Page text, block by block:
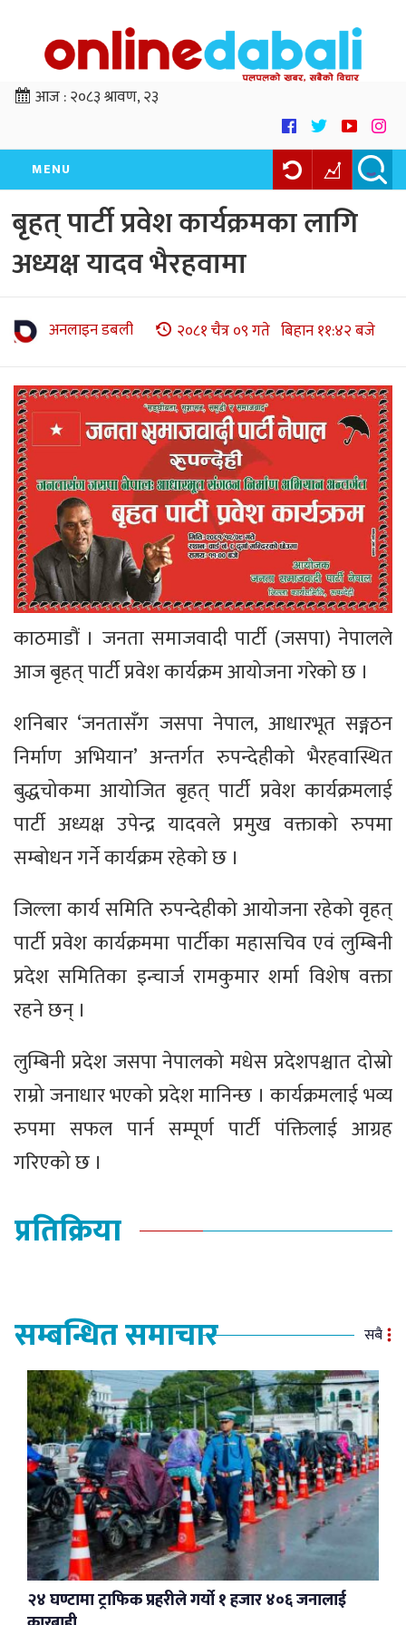
आज :२०८३ श्रावण, २३
MENU
बृहत् पार्टी प्रवेश कार्यक्रमका लागि
अध्यक्ष यादव भैरहवामा
अनलाइन डबली २०८१ चैत्र ०९ गते बिहान ११:४२ बजे
काठमाडौं । जनता समाजवादी पार्टी (जसपा) नेपालले
आज बृहत् पार्टी प्रवेश कार्यक्रम आयोजना गरेको छ ।
शनिबार ‘जनतासँग जसपा नेपाल, आधारभूत सङ्गठन
निर्माण अभियान’ अन्तर्गत रुपन्देहीको भैरहवास्थित
बुद्धचोकमा आयोजित बृहत् पार्टी प्रवेश कार्यक्रमलाई
पार्टी अध्यक्ष उपेन्द्र यादवले प्रमुख वक्ताको रुपमा
सम्बोधन गर्ने कार्यक्रम रहेको छ ।
जिल्ला कार्य समिति रुपन्देहीको आयोजना रहेको वृहत्
पार्टी प्रवेश कार्यक्रममा पार्टीका महासचिव एवं लुम्बिनी
प्रदेश समितिका इन्चार्ज रामकुमार शर्मा विशेष वक्ता
रहने छन् ।
लुम्बिनी प्रदेश जसपा नेपालको मधेस प्रदेशपश्चात दोस्रो
राम्रो जनाधार भएको प्रदेश मानिन्छ । कार्यक्रमलाई भव्य
रुपमा सफल पार्न सम्पूर्ण पार्टी पंक्तिलाई आग्रह
गरिएको छ ।
प्रतिक्रिया
सम्बन्धित समाचार सबै
२४ घण्टामा ट्राफिक प्रहरीले गर्यो १ हजार ४०६ जनालाई